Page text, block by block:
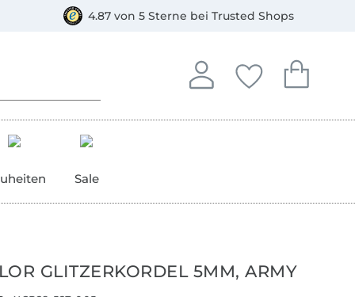
4.87 von 5 Sterne bei Trusted Shops
Anmelden
In deinem Konto
Deine
Du hast keine
Dein
Du hast
Sale
GLITZERKORDEL 5MM, ARMY